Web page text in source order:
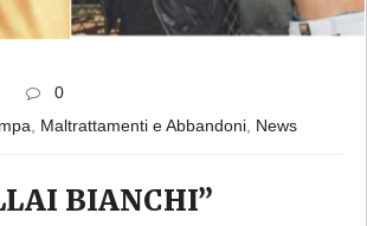
0
, Maltrattamenti e Abbandoni, News
BIANCHI”